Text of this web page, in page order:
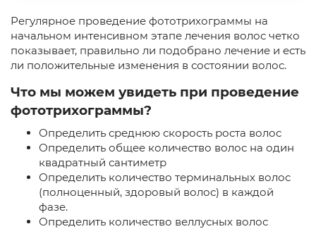
Регулярное проведение фототрихограммы на
начальном интенсивном этапе лечения волос четко
показывает, правильно ли подобрано лечение и есть
ли положительные изменения в состоянии волос.
Что мы можем увидеть при проведение
фототрихограммы?
Определить среднюю скорость роста волос
Определить общее количество волос на один
квадратный сантиметр
Определить количество терминальных волос
(полноценный, здоровый волос) в каждой
фазе.
Определить количество веллусных волос